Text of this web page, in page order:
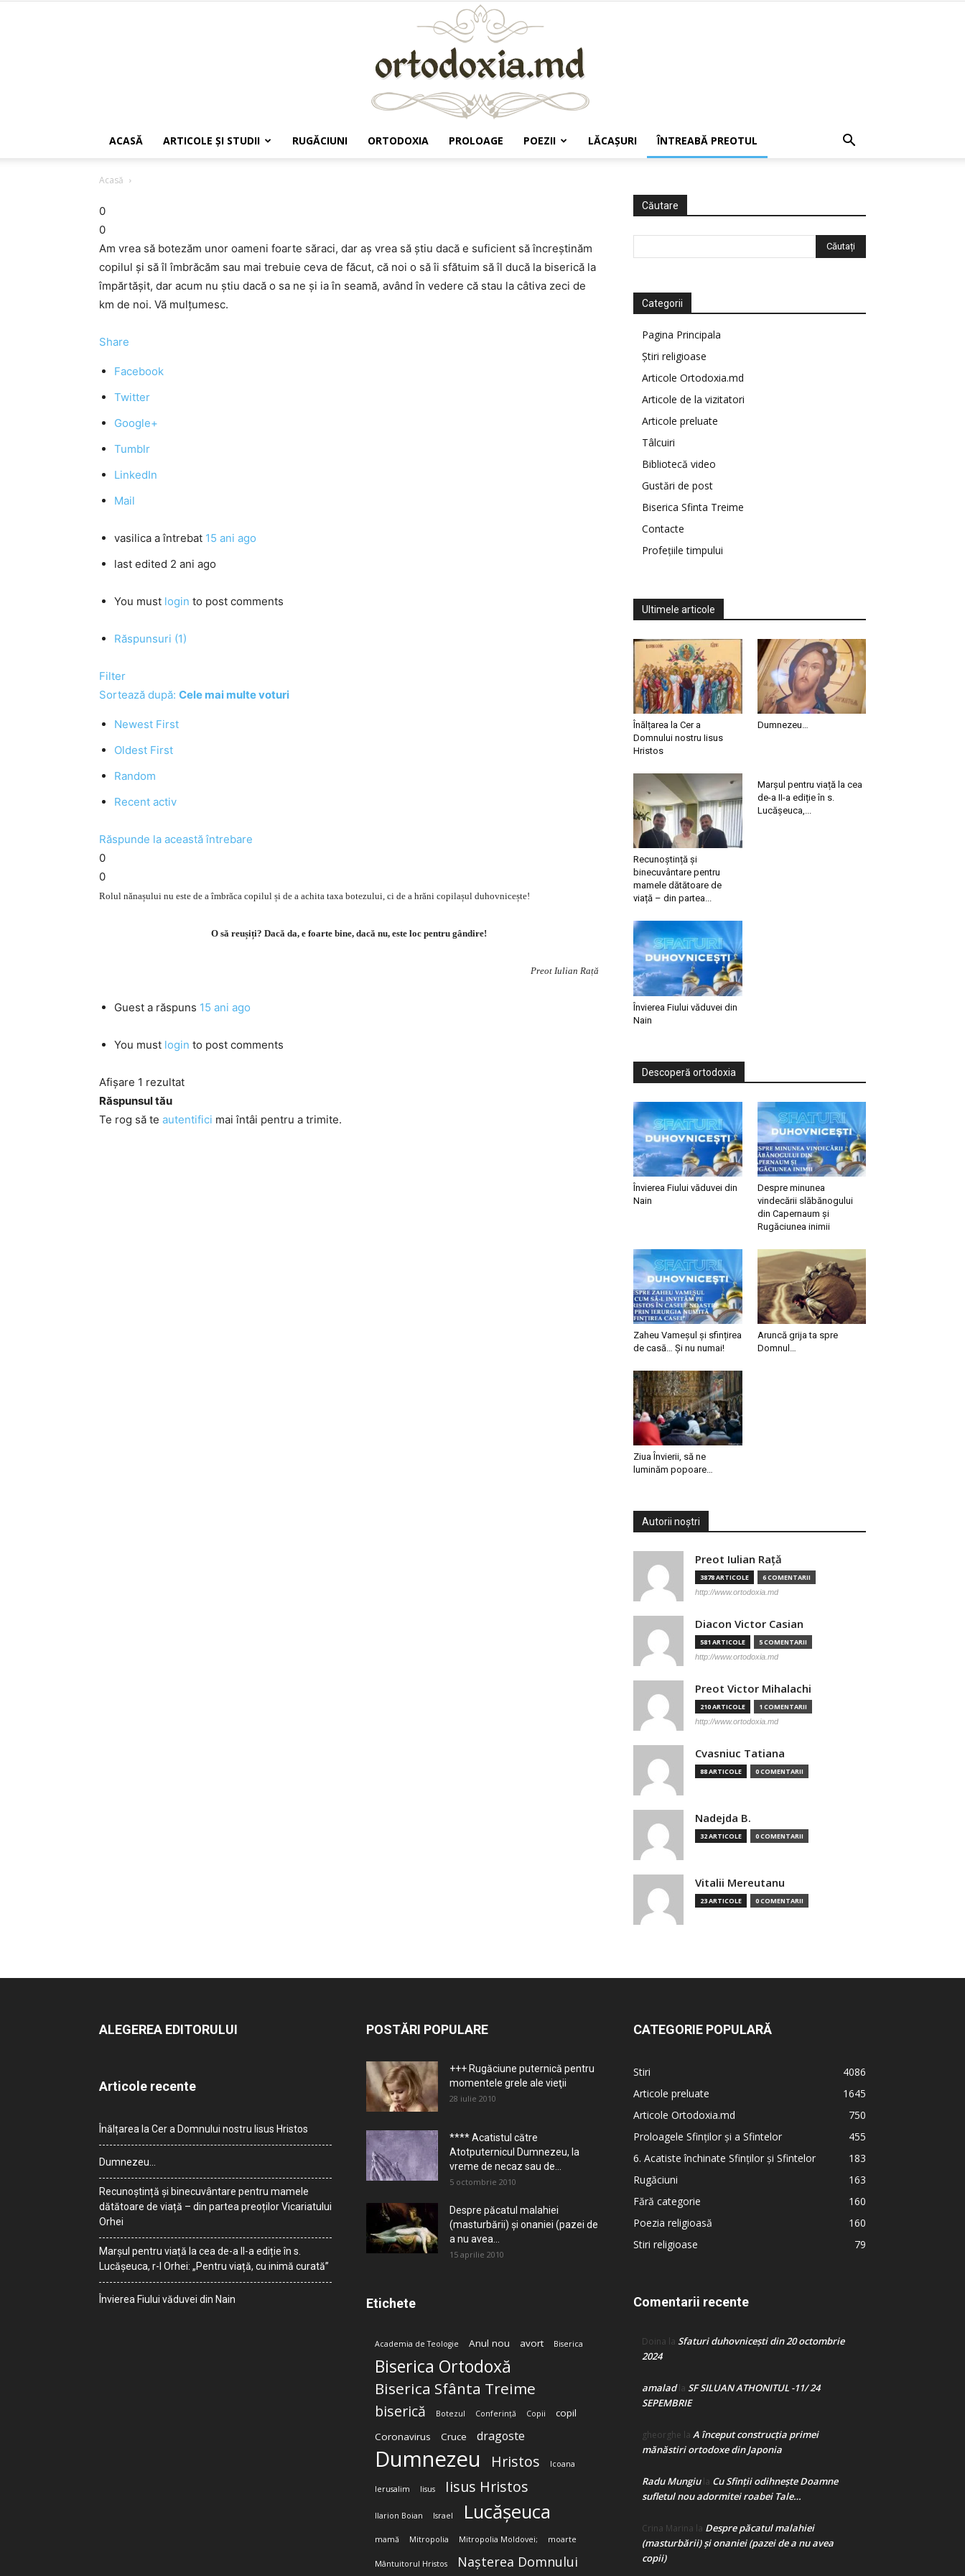
ACASĂ ARTICOLE ŞI STUDII RUGĂCIUNI ORTODOXIA PROLOAGE POEZII LĂCAŞURI ÎNTREABĂ PREOTUL
Acasă
0
0
Am vrea să botezăm unor oameni foarte săraci, dar aş vrea să ştiu dacă e suficient să încreştinăm
copilul şi să îl îmbrăcăm sau mai trebuie ceva de făcut, că noi o să îi sfătuim să îl ducă la biserică la
împărtăşit, dar acum nu ştiu dacă o sa ne şi ia în seamă, având în vedere că stau la câtiva zeci de
km de noi. Vă mulţumesc.
Share
Facebook
Twitter
Google+
Tumblr
LinkedIn
Mail
vasilica a întrebat 15 ani ago
last edited 2 ani ago
You must login to post comments
Răspunsuri (1)
Filter
Sortează după: Cele mai multe voturi
Newest First
Oldest First
Random
Recent activ
Răspunde la această întrebare
0
0
Rolul nănașului nu este de a îmbrăca copilul și de a achita taxa botezului, ci de a hrăni copilașul duhovnicește!
O să reușiți? Dacă da, e foarte bine, dacă nu, este loc pentru gândire!
Preot Iulian Rață
Guest a răspuns 15 ani ago
You must login to post comments
Afișare 1 rezultat
Răspunsul tău
Te rog să te autentifici mai întâi pentru a trimite.
Căutare
Categorii
Pagina Principala
Știri religioase
Articole Ortodoxia.md
Articole de la vizitatori
Articole preluate
Tâlcuiri
Bibliotecă video
Gustări de post
Biserica Sfinta Treime
Contacte
Profețiile timpului
Ultimele articole
Înălțarea la Cer a
Domnului nostru Iisus
Hristos
Dumnezeu…
Recunoștință și
binecuvântare pentru
mamele dătătoare de
viață – din partea...
Marșul pentru viață la cea
de-a II-a ediție în s.
Lucășeuca,...
Învierea Fiului văduvei din
Nain
Descoperă ortodoxia
Învierea Fiului văduvei din
Nain
Despre minunea
vindecării slăbănogului
din Capernaum și
Rugăciunea inimii
Zaheu Vameșul și sfințirea
de casă… Și nu numai!
Aruncă grija ta spre
Domnul…
Ziua Învierii, să ne
luminăm popoare…
Autorii noștri
Preot Iulian Raţă
3878 ARTICOLE 6 COMENTARII
http://www.ortodoxia.md
Diacon Victor Casian
581 ARTICOLE 5 COMENTARII
http://www.ortodoxia.md
Preot Victor Mihalachi
210 ARTICOLE 1 COMENTARII
http://www.ortodoxia.md
Cvasniuc Tatiana
88 ARTICOLE 0 COMENTARII
Nadejda B.
32 ARTICOLE 0 COMENTARII
Vitalii Mereutanu
23 ARTICOLE 0 COMENTARII
ALEGEREA EDITORULUI
Articole recente
Înălțarea la Cer a Domnului nostru Iisus Hristos
Dumnezeu…
Recunoștință și binecuvântare pentru mamele
dătătoare de viață – din partea preoților Vicariatului
Orhei
Marșul pentru viață la cea de-a II-a ediție în s.
Lucășeuca, r-l Orhei: „Pentru viață, cu inimă curată”
Învierea Fiului văduvei din Nain
POSTĂRI POPULARE
+++ Rugăciune puternică pentru
momentele grele ale vieţii
28 iulie 2010
**** Acatistul către
Atotputernicul Dumnezeu, la
vreme de necaz sau de...
5 octombrie 2010
Despre păcatul malahiei
(masturbării) şi onaniei (pazei de
a nu avea...
15 aprilie 2010
Etichete
Academia de Teologie Anul nou avort Biserica
Biserica Ortodoxă
Biserica Sfânta Treime
biserică Botezul Conferință Copii
copil
Coronavirus
Cruce dragoste
Dumnezeu Hristos Icoana
Ierusalim Iisus Iisus Hristos
Ilarion Boian Israel Lucășeuca
mamă Mitropolia Mitropolia Moldovei; moarte
Mântuitorul Hristos Nașterea Domnului
CATEGORIE POPULARĂ
Stiri
4086
Articole preluate
1645
Articole Ortodoxia.md
750
Proloagele Sfinților și a Sfintelor
455
6. Acatiste închinate Sfinților și Sfintelor
183
Rugăciuni
163
Fără categorie
160
Poezia religioasă
160
Stiri religioase
79
Comentarii recente
Doina la Sfaturi duhovnicești din 20 octombrie
2024
amaladla SF SILUAN ATHONITUL -11/ 24
SEPEMBRIE
gheorghe la A început construcţia primei
mănăstiri ortodoxe din Japonia
Radu Mungiula Cu Sfinții odihnește Doamne
sufletul nou adormitei roabei Tale…
Crina Marina la Despre păcatul malahiei
(masturbării) şi onaniei (pazei de a nu avea
copii)